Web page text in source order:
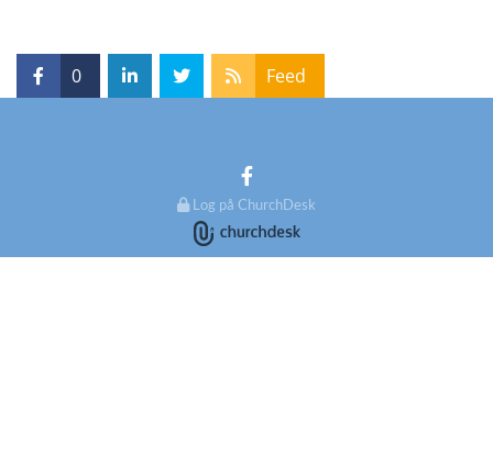
0 Feed
Log på ChurchDesk